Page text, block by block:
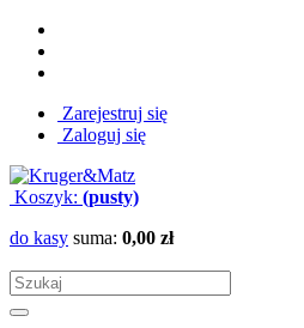
Zarejestruj się
Zaloguj się
Koszyk: (pusty)
do kasy suma: 0,00 zł